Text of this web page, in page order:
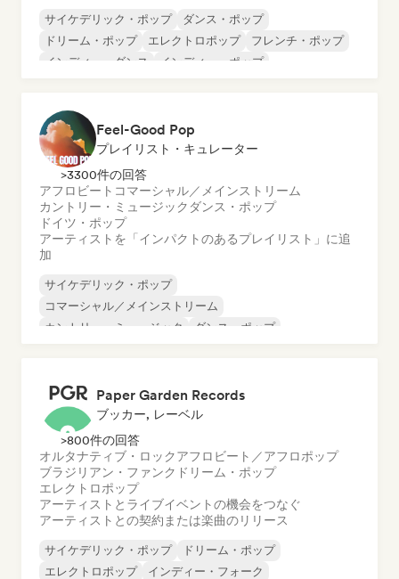
サイケデリック・ポップ
ダンス・ポップ
ドリーム・ポップ
エレクトロポップ
フレンチ・ポップ
インディー・ダンス
インディー・ポップ
Feel-Good Pop
プレイリスト・キュレーター
>3300件の回答
アフロビート コマーシャル／メインストリーム
カントリー・ミュージック ダンス・ポップ
ドイツ・ポップ
アーティストを「インパクトのあるプレイリスト」に追
加
サイケデリック・ポップ
コマーシャル／メインストリーム
カントリー・ミュージック
ダンス・ポップ
Paper Garden Records
ブッカー, レーベル
>800件の回答
オルタナティブ・ロックアフロビート／アフロポップ
ブラジリアン・ファンク ドリーム・ポップ
エレクトロポップ
アーティストとライブイベントの機会をつなぐ
アーティストとの契約または楽曲のリリース
サイケデリック・ポップ
ドリーム・ポップ
エレクトロポップ
インディー・フォーク